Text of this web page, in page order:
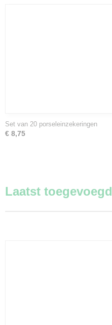
Set van 20 porseleinzekeringen
€ 8,75
Laatst toegevoegd